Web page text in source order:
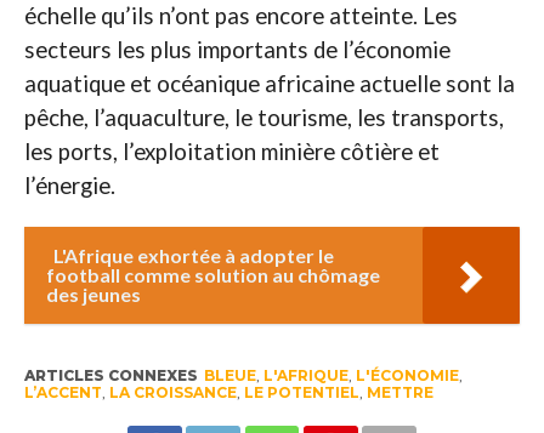
échelle qu’ils n’ont pas encore atteinte. Les
secteurs les plus importants de l’économie
aquatique et océanique africaine actuelle sont la
pêche, l’aquaculture, le tourisme, les transports,
les ports, l’exploitation minière côtière et
l’énergie.
L'Afrique exhortée à adopter le
football comme solution au chômage
des jeunes
ARTICLES CONNEXES BLEUE, L'AFRIQUE, L'ÉCONOMIE,
L’ACCENT LA CROISSANCE, LE POTENTIEL METTRE